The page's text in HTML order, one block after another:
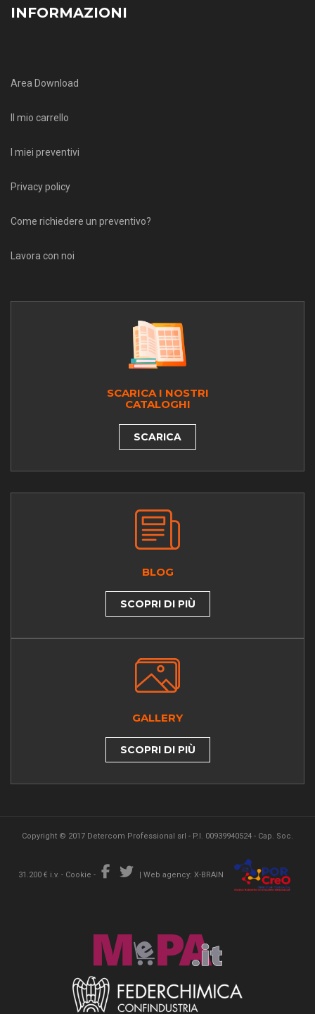
INFORMAZIONI
Area Download
Il mio carrello
I miei preventivi
Privacy policy
Come richiedere un preventivo?
Lavora con noi
SCARICA I NOSTRI
CATALOGHI
SCARICA
BLOG
SCOPRI DI PIÙ
GALLERY
SCOPRI DI PIÙ
Copyright © 2017 Detercom Professional srl - P.I. 00939940524 - Cap. Soc.
31.200 € i.v. - Cookie - | Web agency: X-BRAIN